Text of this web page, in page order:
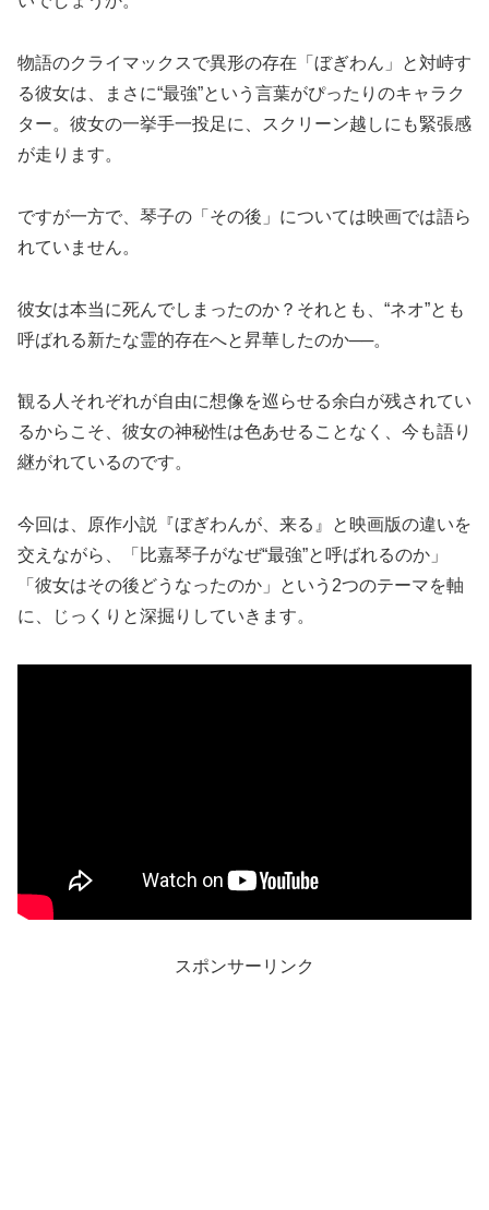
物語のクライマックスで異形の存在「ぼぎわん」と対峙す
る彼女は、まさに“最強”という言葉がぴったりのキャラク
ター。彼女の一挙手一投足に、スクリーン越しにも緊張感
が走ります。
ですが一方で、琴子の「その後」については映画では語ら
れていません。
彼女は本当に死んでしまったのか？それとも、“ネオ”とも
呼ばれる新たな霊的存在へと昇華したのか──。
観る人それぞれが自由に想像を巡らせる余白が残されてい
るからこそ、彼女の神秘性は色あせることなく、今も語り
継がれているのです。
今回は、原作小説『ぼぎわんが、来る』と映画版の違いを
交えながら、「比嘉琴子がなぜ“最強”と呼ばれるのか」
「彼女はその後どうなったのか」という2つのテーマを軸
に、じっくりと深掘りしていきます。
スポンサーリンク